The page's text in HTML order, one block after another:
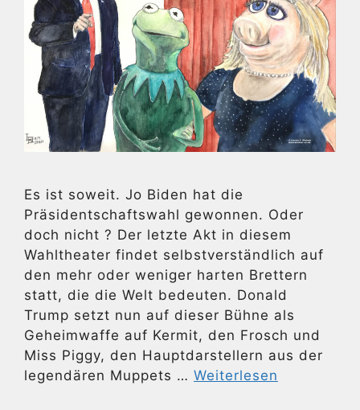
Es ist soweit. Jo Biden hat die
Präsidentschaftswahl gewonnen. Oder
doch nicht ? Der letzte Akt in diesem
Wahltheater findet selbstverständlich auf
den mehr oder weniger harten Brettern
statt, die die Welt bedeuten. Donald
Trump setzt nun auf dieser Bühne als
Geheimwaffe auf Kermit, den Frosch und
Miss Piggy, den Hauptdarstellern aus der
legendären Muppets … Weiterlesen